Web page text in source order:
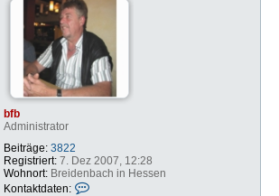
bfb
Administrator
Beiträge: 3822
Registriert:7. Dez 2007, 12:28
Wohnort:Breidenbach in Hessen
Kontaktdaten: